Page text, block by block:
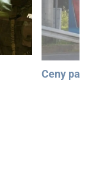
Ceny